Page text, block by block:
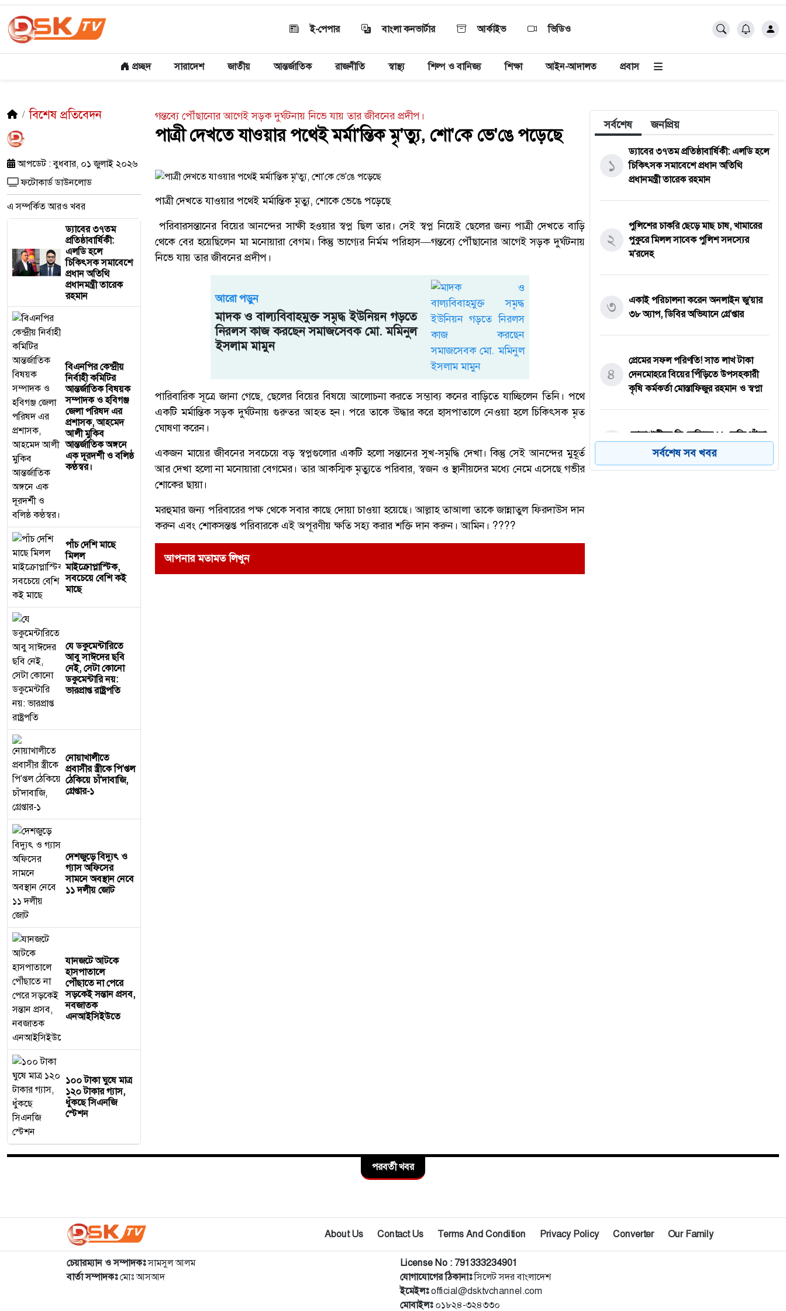
ই-পেপার বাংলা কনভার্টার আর্কাইভ ভিডিও
প্রচ্ছদ সারাদেশ জাতীয় আন্তর্জাতিক রাজনীতি স্বাস্থ্য শিল্প ও বানিজ্য শিক্ষা আইন-আদালত প্রবাস
বিশেষ প্রতিবেদন
আপডেট : বুধবার, ০১ জুলাই ২০২৬
ফটোকার্ড ডাউনলোড
এ সম্পর্কিত আরও খবর
ড্যাবের ৩৭তম
প্রতিষ্ঠাবার্ষিকী:
এলডি হলে
চিকিৎসক সমাবেশে
প্রধান অতিথি
প্রধানমন্ত্রী তারেক
রহমান
বিএনপির কেন্দ্রীয়
নির্বাহী কমিটির
আন্তর্জাতিক বিষয়ক
সম্পাদক ও হবিগঞ্জ
জেলা পরিষদ এর
প্রশাসক, ​আহমেদ
আলী মুকিব
আন্তর্জাতিক অঙ্গনে
এক দূরদর্শী ও বলিষ্ঠ
কণ্ঠস্বর।
পাঁচ দেশি মাছে
মিলল
মাইক্রোপ্লাস্টিক,
সবচেয়ে বেশি কই
মাছে
যে ডকুমেন্টারিতে
আবু সাঈদের ছবি
নেই, সেটা কোনো
ডকুমেন্টারি নয়:
ভারপ্রাপ্ত রাষ্ট্রপতি
নোয়াখালীতে
প্রবাসীর স্ত্রীকে পি'প্তল
ঠেকিয়ে চাঁ'দাবাজি,
গ্রেপ্তার-১
দেশজুড়ে বিদ্যুৎ ও
গ্যাস অফিসের
সামনে অবস্থান নেবে
১১ দলীয় জোট
যানজটে আটকে
হাসপাতালে
পৌঁছাতে না পেরে
সড়কেই সন্তান প্রসব,
নবজাতক
এনআইসিইউতে
১০০ টাকা ঘুষে মাত্র
১২০ টাকার গ্যাস,
ধুঁকছে সিএনজি
স্টেশন
গন্তব্যে পৌঁছানোর আগেই সড়ক দুর্ঘটনায় নিভে যায় তার জীবনের প্রদীপ।
পাত্রী দেখতে যাওয়ার পথেই মর্মা'ন্তিক মৃ'ত্যু, শো'কে ভে'ঙে পড়েছে
পাত্রী দেখতে যাওয়ার পথেই মর্মান্তিক মৃত্যু, শোকে ভেঙে পড়েছে
পরিবারসন্তানের বিয়ের আনন্দের সাক্ষী হওয়ার স্বপ্ন ছিল তার। সেই স্বপ্ন নিয়েই ছেলের জন্য পাত্রী দেখতে বাড়ি
থেকে বের হয়েছিলেন মা মনোয়ারা বেগম। কিন্তু ভাগ্যের নির্মম পরিহাস—গন্তব্যে পৌঁছানোর আগেই সড়ক দুর্ঘটনায়
নিভে যায় তার জীবনের প্রদীপ।
আরো পড়ুন
মাদক ও বাল্যবিবাহমুক্ত সমৃদ্ধ ইউনিয়ন গড়তে
নিরলস কাজ করছেন সমাজসেবক মো. মমিনুল
ইসলাম মামুন
পারিবারিক সূত্রে জানা গেছে, ছেলের বিয়ের বিষয়ে আলোচনা করতে সম্ভাব্য কনের বাড়িতে যাচ্ছিলেন তিনি। পথে
একটি মর্মান্তিক সড়ক দুর্ঘটনায় গুরুতর আহত হন। পরে তাকে উদ্ধার করে হাসপাতালে নেওয়া হলে চিকিৎসক মৃত
ঘোষণা করেন।
একজন মায়ের জীবনের সবচেয়ে বড় স্বপ্নগুলোর একটি হলো সন্তানের সুখ-সমৃদ্ধি দেখা। কিন্তু সেই আনন্দের মুহূর্ত
আর দেখা হলো না মনোয়ারা বেগমের। তার আকস্মিক মৃত্যুতে পরিবার, স্বজন ও স্থানীয়দের মধ্যে নেমে এসেছে গভীর
শোকের ছায়া।
মরহুমার জন্য পরিবারের পক্ষ থেকে সবার কাছে দোয়া চাওয়া হয়েছে। আল্লাহ তাআলা তাকে জান্নাতুল ফিরদাউস দান
করুন এবং শোকসন্তপ্ত পরিবারকে এই অপূরণীয় ক্ষতি সহ্য করার শক্তি দান করুন। আমিন। ????
আপনার মতামত লিখুন
সর্বশেষ জনপ্রিয়
১
ড্যাবের ৩৭তম প্রতিষ্ঠাবার্ষিকী: এলডি হলে
চিকিৎসক সমাবেশে প্রধান অতিথি
প্রধানমন্ত্রী তারেক রহমান
২
পুলিশের চাকরি ছেড়ে মাছ চাষ, খামারের
পুকুরে মিলল সাবেক পুলিশ সদস্যের
ম'রদেহ
৩
একাই পরিচালনা করেন অনলাইন জু'য়ার
৩৮ অ্যাপ, ডিবির অভিযানে গ্রে'প্তার
৪
প্রেমের সফল পরিণতি! সাত লাখ টাকা
দেনমোহরে বিয়ের পিঁড়িতে উপসহকারী
কৃষি কর্মকর্তা মোস্তাফিজুর রহমান ও স্বপ্না
৫
নোয়াখালীতে সিএনজিতে ১১ কেজি গাঁ'জা,
গ্রে'প্তার ১সর্বশেষ সব খবর
পরবর্তী খবর
About Us Contact Us Terms And Condition Privacy Policy Converter Our Family
চেয়ারম্যান ও সম্পাদকঃসামসুল আলম
বার্তা সম্পাদকঃমোঃ আসআদ
License No : 791333234901
যোগাযোগের ঠিকানাঃসিলেট সদর বাংলাদেশ
ইমেইলঃofficial@dsktvchannel.com
মোবাইলঃ০১৮২৪-৩২৪৩৩০